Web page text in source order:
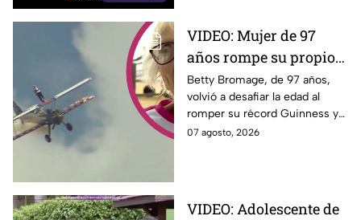
VIDEO: Mujer de 97
años rompe su propio
Récord Guinness al
caminar sobre ala de
avión en vuelo;
acababa de sufrir un
Betty Bromage, de 97 años,
volvió a desafiar la edad al
romper su récord Guinness y
recaudar fondos para un
07 agosto, 2026
VIDEO: Adolescente de